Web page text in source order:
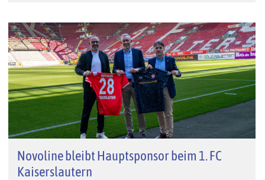
Novoline bleibt Hauptsponsor beim 1. FC
Kaiserslautern